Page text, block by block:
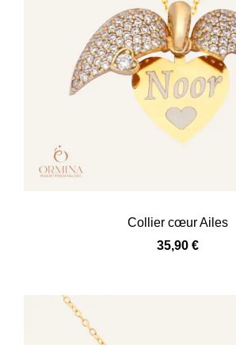
Collier cœur Ailes
35,90 €